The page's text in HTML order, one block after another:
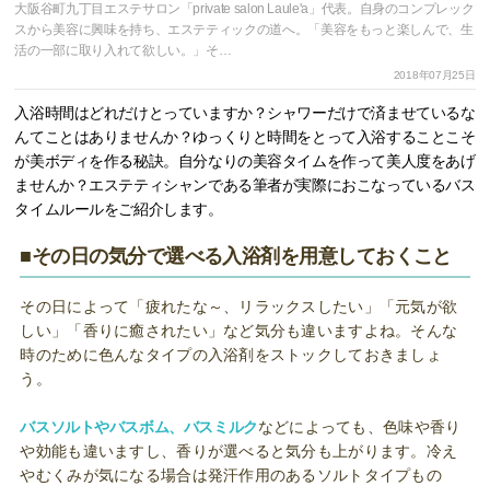
大阪谷町九丁目エステサロン「private salon Laule'a」代表。自身のコンプレック
スから美容に興味を持ち、エステティックの道へ。「美容をもっと楽しんで、生
活の一部に取り入れて欲しい。」そ…
2018年07月25日
入浴時間はどれだけとっていますか？シャワーだけで済ませているな
んてことはありませんか？ゆっくりと時間をとって入浴することこそ
が美ボディを作る秘訣。自分なりの美容タイムを作って美人度をあげ
ませんか？エステティシャンである筆者が実際におこなっているバス
タイムルールをご紹介します。
■その日の気分で選べる入浴剤を用意しておくこと
その日によって「疲れたな～、リラックスしたい」「元気が欲
しい」「香りに癒されたい」など気分も違いますよね。そんな
時のために色んなタイプの入浴剤をストックしておきましょ
う。
バスソルトやバスボム、バスミルクなどによっても、色味や香り
や効能も違いますし、香りが選べると気分も上がります。冷え
やむくみが気になる場合は発汗作用のあるソルトタイプもの